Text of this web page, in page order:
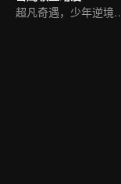
超凡奇遇